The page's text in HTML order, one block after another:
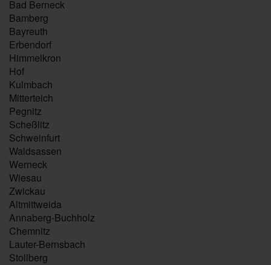
Bad Berneck
Bamberg
Bayreuth
Erbendorf
Himmelkron
Hof
Kulmbach
Mitterteich
Pegnitz
Scheßlitz
Schweinfurt
Waldsassen
Werneck
Wiesau
Zwickau
Altmittweida
Annaberg-Buchholz
Chemnitz
Lauter-Bernsbach
Stollberg